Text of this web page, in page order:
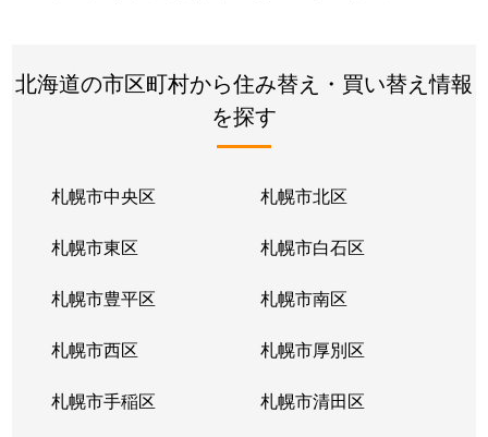
北海道の市区町村から住み替え・買い替え情報
を探す
札幌市中央区 札幌市北区
札幌市東区 札幌市白石区
札幌市豊平区 札幌市南区
札幌市西区 札幌市厚別区
札幌市手稲区 札幌市清田区